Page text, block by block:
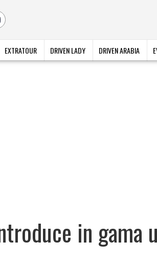
EXTRATOUR DRIVEN LADY DRIVEN ARABIA
in gama